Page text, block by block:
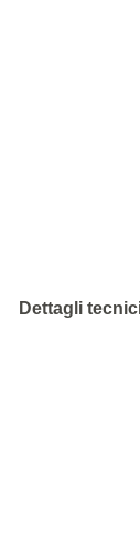
Dettagli